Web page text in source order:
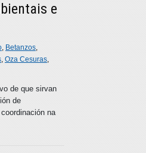
e
, Betanzos,
, Oza Cesuras,
de que sirvan
de
na